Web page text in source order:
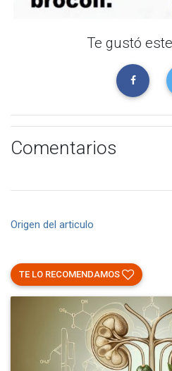
Te gustó
Comentarios
Origen del articulo
TE LO RECOMENDAMOS